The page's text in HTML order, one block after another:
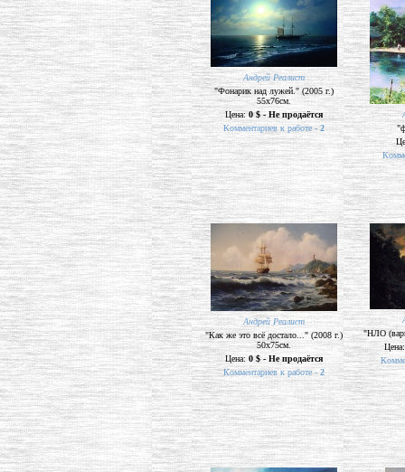
Андрей Реалист
"Фонарик над лужей." (2005 г.)
55х76см.
Цена:0 $ - Не продаётся
Комментариев к работе -2
Андрей Реалист
"Как же это всё достало..." (2008 г.)
50х75см.
Цена: 0 $ - Не продаётся
Комментариев к работе -2
"НЛО